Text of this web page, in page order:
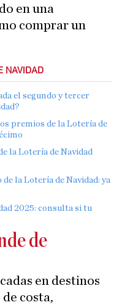
en una
comprar un
NAVIDAD
el segundo y tercer
premios de la Lotería de
la Lotería de Navidad
la Lotería de Navidad: ya
2025: consulta si tu
de
en destinos
costa,